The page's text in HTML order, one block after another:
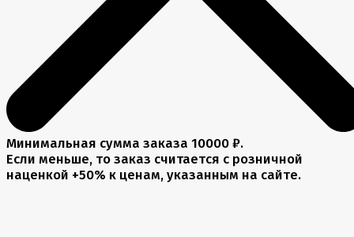
Минимальная сумма заказа 10000 ₽.
Если меньше, то заказ считается с розничной
наценкой +50% к ценам, указанным на сайте.